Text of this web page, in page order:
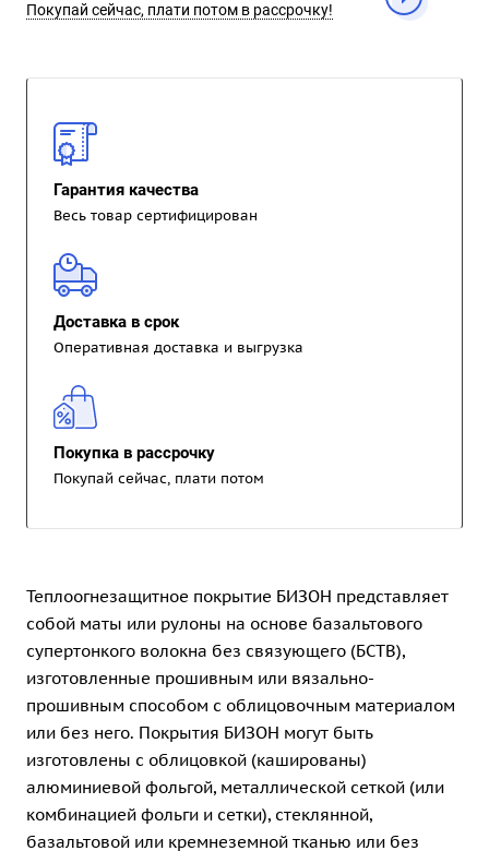
Покупай сейчас, плати потом в рассрочку!
Гарантия качества
Весь товар сертифицирован
Доставка в срок
Оперативная доставка и выгрузка
Покупка в рассрочку
Покупай сейчас, плати потом
Теплоогнезащитное покрытие БИЗОН представляет
собой маты или рулоны на основе базальтового
супертонкого волокна без связующего (БСТВ),
изготовленные прошивным или вязально-
прошивным способом с облицовочным материалом
или без него. Покрытия БИЗОН могут быть
изготовлены с облицовкой (кашированы)
алюминиевой фольгой, металлической сеткой (или
комбинацией фольги и сетки), стеклянной,
базальтовой или кремнеземной тканью или без